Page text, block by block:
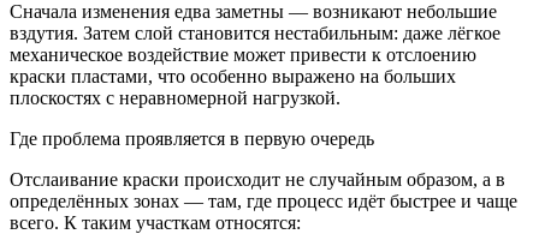
Сначала изменения едва заметны — возникают небольшие
вздутия. Затем слой становится нестабильным: даже лёгкое
механическое воздействие может привести к отслоению
краски пластами, что особенно выражено на больших
плоскостях с неравномерной нагрузкой.
Где проблема проявляется в первую очередь
Отслаивание краски происходит не случайным образом, а в
определённых зонах — там, где процесс идёт быстрее и чаще
всего. К таким участкам относятся: